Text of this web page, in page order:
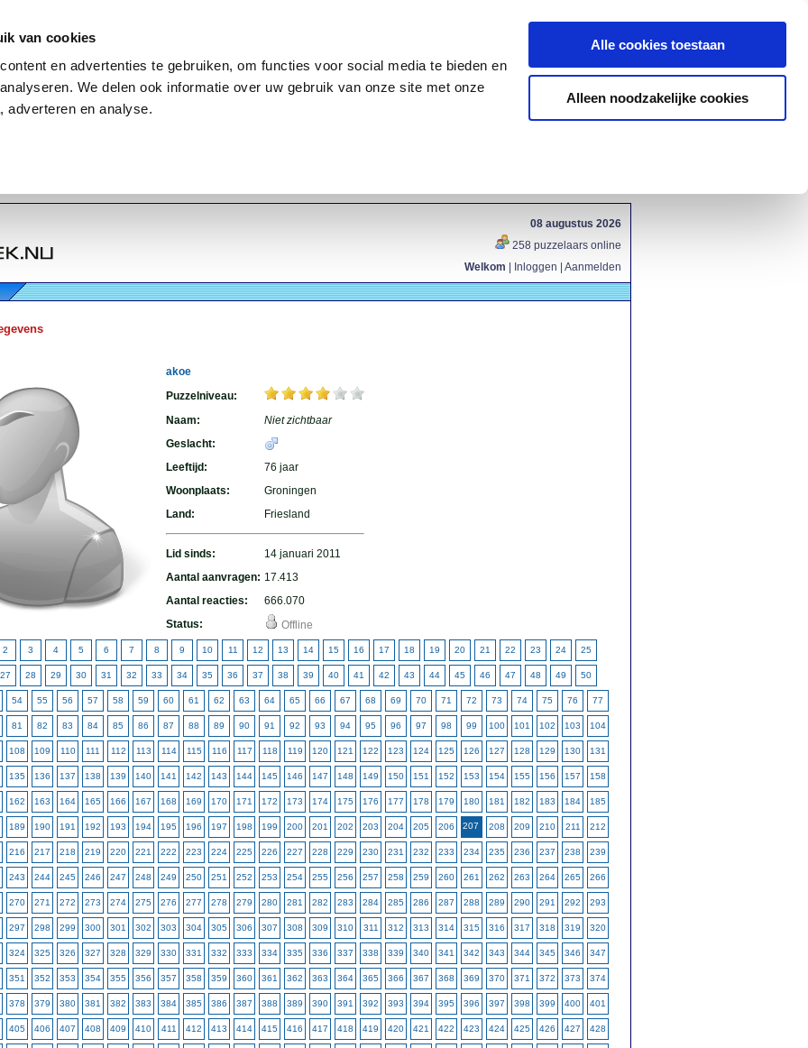
van cookies
en advertenties te gebruiken, om functies voor social media te bieden en
We delen ook informatie over uw gebruik van onze site met onze
adverteren en analyse.
Alle cookies toestaan
Alleen noodzakelijke cookies
08 augustus 2026
258 puzzelaars online
Welkom
Inloggen Aanmelden
akoe
Puzzelniveau:
Naam:
Niet zichtbaar
Geslacht:
Leeftijd:
76 jaar
Woonplaats:
Groningen
Land:
Friesland
Lid sinds:
14 januari 2011
Aantal aanvragen: 17.413
Aantal reacties:
666.070
Status:
Offline
2 3 4 5 6 7 8 9 10 11 12 13 14 15 16 17 18 19 20 21 22 23 24 25
27 28 29 30 31 32 33 34 35 36 37 38 39 40 41 42 43 44 45 46 47 48 49 50
54 55 56 57 58 59 60 61 62 63 64 65 66 67 68 69 70 71 72 73 74 75 76 77
81 82 83 84 85 86 87 88 89 90 91 92 93 94 95 96 97 98 99 100 101 102 103 104
108 109 110 111 112 113 114 115 116 117 118 119 120 121 122 123 124 125 126 127 128 129 130 131
135 136 137 138 139 140 141 142 143 144 145 146 147 148 149 150 151 152 153 154 155 156 157 158
162 163 164 165 166 167 168 169 170 171 172 173 174 175 176 177 178 179 180 181 182 183 184 185
189 190 191 192 193 194 195 196 197 198 199 200 201 202 203 204 205 206 207 208 209 210 211 212
216 217 218 219 220 221 222 223 224 225 226 227 228 229 230 231 232 233 234 235 236 237 238 239
243 244 245 246 247 248 249 250 251 252 253 254 255 256 257 258 259 260 261 262 263 264 265 266
270 271 272 273 274 275 276 277 278 279 280 281 282 283 284 285 286 287 288 289 290 291 292 293
297 298 299 300 301 302 303 304 305 306 307 308 309 310 311 312 313 314 315 316 317 318 319 320
324 325 326 327 328 329 330 331 332 333 334 335 336 337 338 339 340 341 342 343 344 345 346 347
351 352 353 354 355 356 357 358 359 360 361 362 363 364 365 366 367 368 369 370 371 372 373 374
378 379 380 381 382 383 384 385 386 387 388 389 390 391 392 393 394 395 396 397 398 399 400 401
405 406 407 408 409 410 411 412 413 414 415 416 417 418 419 420 421 422 423 424 425 426 427 428